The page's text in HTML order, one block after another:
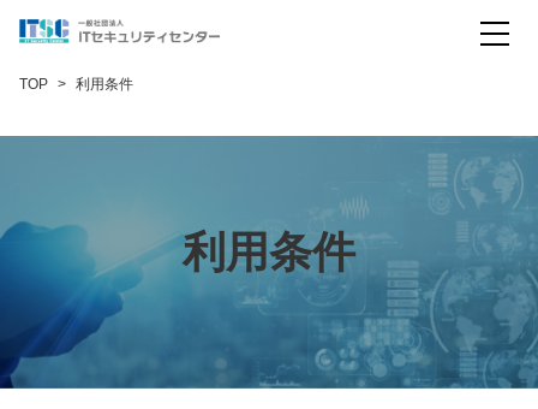
暗号試験（日本スキーム）
IoT製品セキュリティ評価
会社概要
お問い合わせ
English
TOP 利用条件
利用条件